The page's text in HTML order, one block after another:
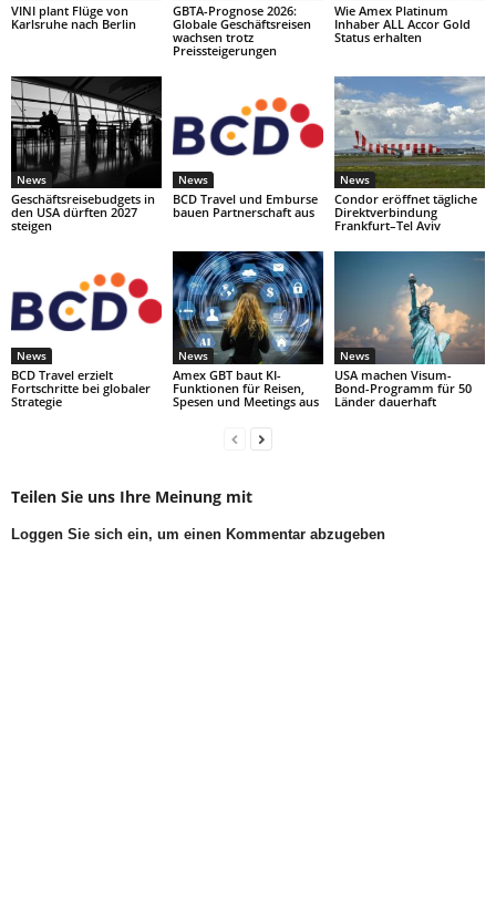
VINI plant Flüge von
Karlsruhe nach Berlin
GBTA-Prognose 2026:
Globale Geschäftsreisen
wachsen trotz
Preissteigerungen
Wie Amex Platinum
Inhaber ALL Accor Gold
Status erhalten
News
Geschäftsreisebudgets in
den USA dürften 2027
steigen
News
BCD Travel und Emburse
bauen Partnerschaft aus
News
Condor eröffnet tägliche
Direktverbindung
Frankfurt–Tel Aviv
News
BCD Travel erzielt
Fortschritte bei globaler
Strategie
News
Amex GBT baut KI-
Funktionen für Reisen,
Spesen und Meetings aus
News
USA machen Visum-
Bond-Programm für 50
Länder dauerhaft
Teilen Sie uns Ihre Meinung mit
Loggen Sie sich ein, um einen Kommentar abzugeben